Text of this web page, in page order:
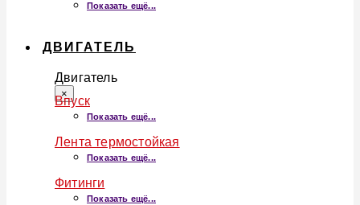
Показать ещё...
ДВИГАТЕЛЬ
Двигатель
×
Впуск
Показать ещё...
Лента термостойкая
Показать ещё...
Фитинги
Показать ещё...